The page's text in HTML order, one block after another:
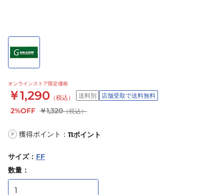
オンラインストア限定価格
￥1,290 （税込） 送料別 店舗受取で送料無料
2%OFF ￥1,320（税込）
P 獲得ポイント： 11ポイント
サイズ： FF
数量：